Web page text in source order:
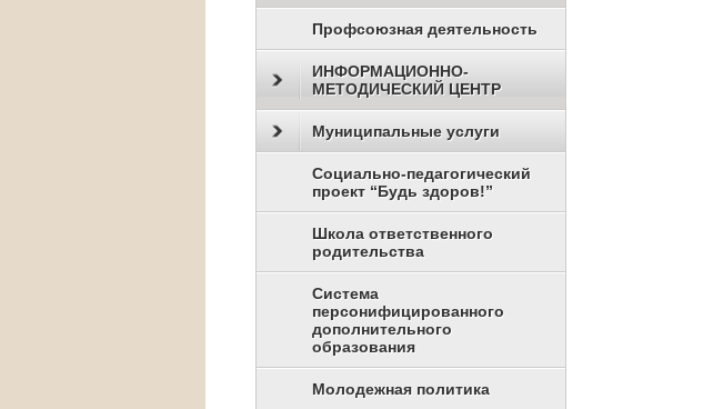
Профсоюзная деятельность
ИНФОРМАЦИОННО-
МЕТОДИЧЕСКИЙ ЦЕНТР
Муниципальные услуги
Социально-педагогический
проект “Будь здоров!”
Школа ответственного
родительства
Система
персонифицированного
дополнительного
образования
Молодежная политика